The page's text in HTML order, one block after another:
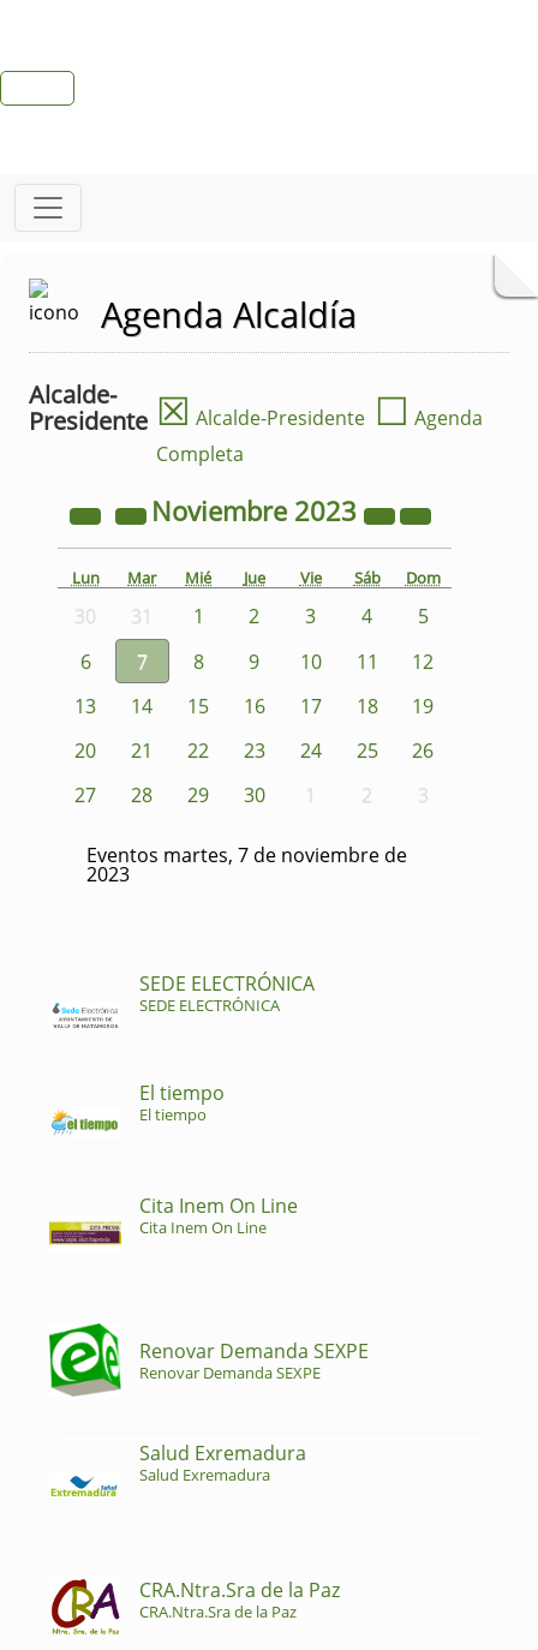
Agenda Alcaldía
Alcalde-
Presidente ☒ Alcalde-Presidente ☐ Agenda
Completa
Noviembre 2023
Lun Mar Mié Jue Vie Sáb Dom
30 31 1 2 3 4
5
6
7 8 9 10 11
12
13
14 15 16 17 18
19
20
21 22 23 24 25
26
27
28 29 30 1 2 3
Eventos martes, 7 de noviembre de
2023
SEDE ELECTRÓNICA
SEDE ELECTRÓNICA
El tiempo
El tiempo
Cita Inem On Line
Cita Inem On Line
Renovar Demanda SEXPE
Renovar Demanda SEXPE
Salud Exremadura
Salud Exremadura
CRA.Ntra.Sra de la Paz
CRA.Ntra.Sra de la Paz